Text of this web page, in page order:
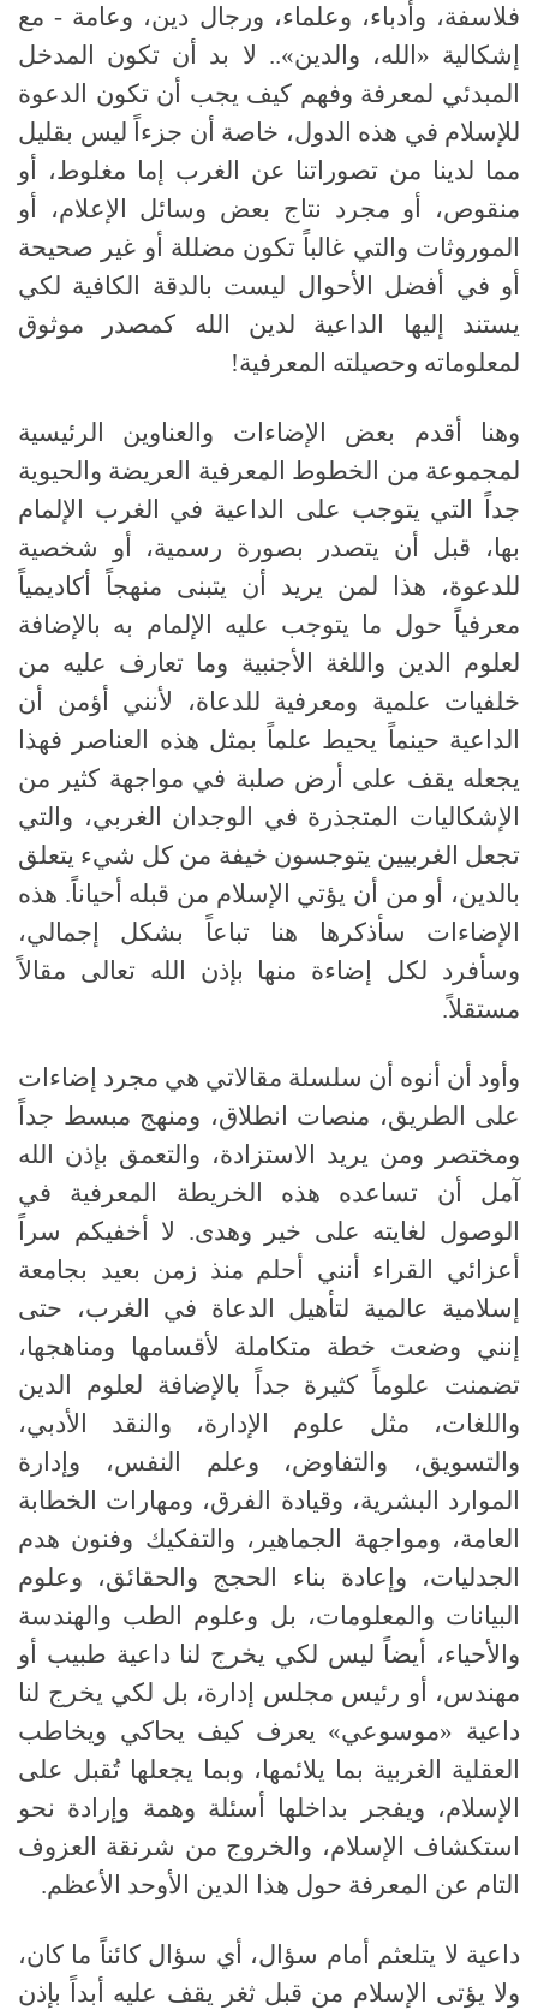
فلاسفة، وأدباء، وعلماء، ورجال دين، وعامة - مع
إشكالية « الله، والدين».. لا بد أن تكون المدخل
المبدئي لمعرفة وفهم كيف يجب أن تكون الدعوة
للإسلام في هذه الدول، خاصة أن جزءاً ليس بقليل
مما لدينا من تصوراتنا عن الغرب إما مغلوط، أو
منقوص، أو مجرد نتاج بعض وسائل الإعلام، أو
الموروثات والتي غالباً تكون مضللة أو غير صحيحة
أو في أفضل الأحوال ليست بالدقة الكافية لكي
يستند إليها الداعية لدين الله كمصدر موثوق
لمعلوماته وحصيلته المعرفية!
وهنا أقدم بعض الإضاءات والعناوين الرئيسية
لمجموعة من الخطوط المعرفية العريضة والحيوية
جداً التي يتوجب على الداعية في الغرب الإلمام
بها، قبل أن يتصدر بصورة رسمية، أو شخصية
للدعوة، هذا لمن يريد أن يتبنى منهجاً أكاديمياً
معرفياً حول ما يتوجب عليه الإلمام به بالإضافة
لعلوم الدين واللغة الأجنبية وما تعارف عليه من
خلفيات علمية ومعرفية للدعاة، لأنني أؤمن أن
الداعية حينماً يحيط علماً بمثل هذه العناصر فهذا
يجعله يقف على أرض صلبة في مواجهة كثير من
الإشكاليات المتجذرة في الوجدان الغربي، والتي
تجعل الغربيين يتوجسون خيفة من كل شيء يتعلق
بالدين، أو من أن يؤتي الإسلام من قبله أحياناً. هذه
الإضاءات سأذكرها هنا تباعاً بشكل إجمالي،
وسأفرد لكل إضاءة منها بإذن الله تعالى مقالاً
مستقلاً.
وأود أن أنوه أن سلسلة مقالاتي هي مجرد إضاءات
على الطريق، منصات انطلاق، ومنهج مبسط جداً
ومختصر ومن يريد الاستزادة، والتعمق بإذن الله
آمل أن تساعده هذه الخريطة المعرفية في
الوصول لغايته على خير وهدى. لا أخفيكم سراً
أعزائي القراء أنني أحلم منذ زمن بعيد بجامعة
إسلامية عالمية لتأهيل الدعاة في الغرب، حتى
إنني وضعت خطة متكاملة لأقسامها ومناهجها،
تضمنت علوماً كثيرة جداً بالإضافة لعلوم الدين
واللغات، مثل علوم الإدارة، والنقد الأدبي،
والتسويق، والتفاوض، وعلم النفس، وإدارة
الموارد البشرية، وقيادة الفرق، ومهارات الخطابة
العامة، ومواجهة الجماهير، والتفكيك وفنون هدم
الجدليات، وإعادة بناء الحجج والحقائق، وعلوم
البيانات والمعلومات، بل وعلوم الطب والهندسة
والأحياء، أيضاً ليس لكي يخرج لنا داعية طبيب أو
مهندس، أو رئيس مجلس إدارة، بل لكي يخرج لنا
داعية «موسوعي» يعرف كيف يحاكي ويخاطب
العقلية الغربية بما يلائمها، وبما يجعلها تُقبل على
الإسلام، ويفجر بداخلها أسئلة وهمة وإرادة نحو
استكشاف الإسلام، والخروج من شرنقة العزوف
التام عن المعرفة حول هذا الدين الأوحد الأعظم.
داعية لا يتلعثم أمام سؤال، أي سؤال كائناً ما كان،
ولا يؤتى الإسلام من قبل ثغر يقف عليه أبداً بإذن